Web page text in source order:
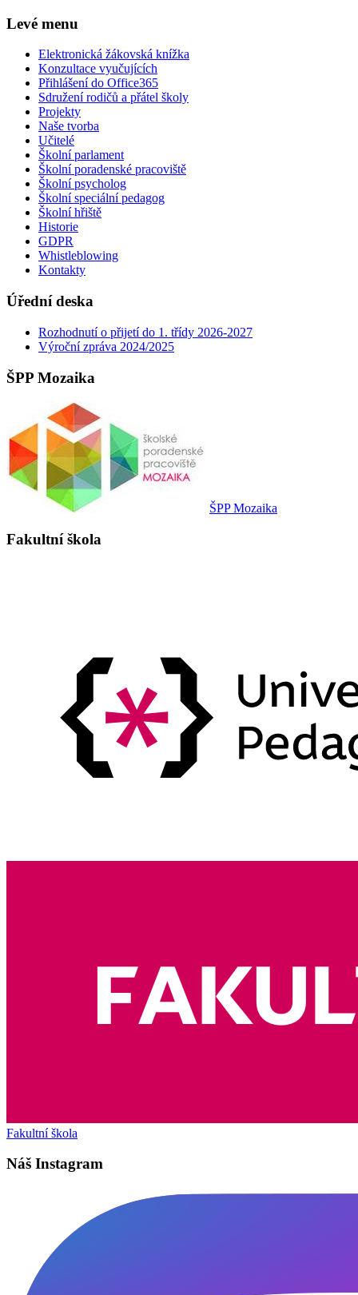
Levé menu
Elektronická žákovská knížka
Konzultace vyučujících
Přihlášení do Office365
Sdružení rodičů a přátel školy
Projekty
Naše tvorba
Učitelé
Školní parlament
Školní poradenské pracoviště
Školní psycholog
Školní speciální pedagog
Školní hřiště
Historie
GDPR
Whistleblowing
Kontakty
Úřední deska
Rozhodnutí o přijetí do 1. třídy 2026-2027
Výroční zpráva 2024/2025
ŠPP Mozaika
ŠPP Mozaika
Fakultní škola
Fakultní škola
Náš Instagram